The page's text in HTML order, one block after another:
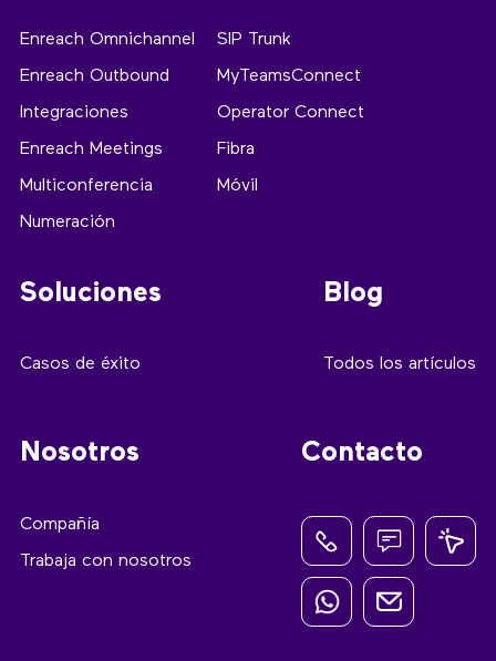
Enreach Omnichannel
Enreach Outbound
Integraciones
Enreach Meetings
Multiconferencia
Numeración
SIP Trunk
MyTeamsConnect
Operator Connect
Fibra
Móvil
Soluciones
Casos de éxito
Blog
Todos los artículos
Nosotros
Compañía
Trabaja con nosotros
Contacto